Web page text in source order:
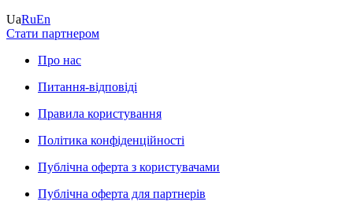
UaRuEn
Стати партнером
Про нас
Питання-відповіді
Правила користування
Політика конфіденційності
Публічна оферта з користувачами
Публічна оферта для партнерів